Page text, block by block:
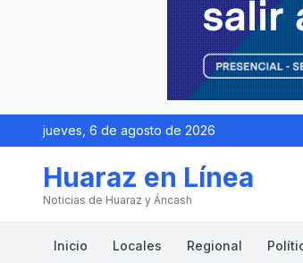
jueves, 6 de agosto de 2026
Huaraz en Línea
Noticias de Huaraz y Áncash
Inicio Locales Regional